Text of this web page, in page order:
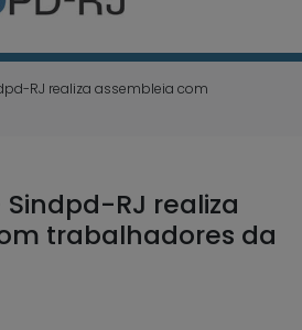
RJ realiza assembleia com
RJ realiza
trabalhadores da